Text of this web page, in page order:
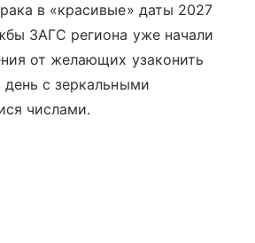
в «красивые» даты 2027
ЗАГС региона уже начали
от желающих узаконить
с зеркальными
числами.